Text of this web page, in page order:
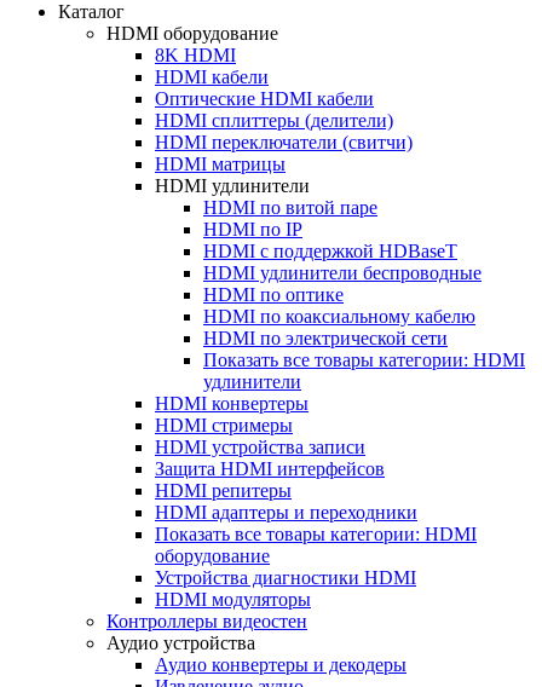
Каталог
HDMI оборудование
8K HDMI
HDMI кабели
Оптические HDMI кабели
HDMI сплиттеры (делители)
HDMI переключатели (свитчи)
HDMI матрицы
HDMI удлинители
HDMI по витой паре
HDMI по IP
HDMI с поддержкой HDBaseT
HDMI удлинители беспроводные
HDMI по оптике
HDMI по коаксиальному кабелю
HDMI по электрической сети
Показать все товары категории: HDMI
удлинители
HDMI конвертеры
HDMI стримеры
HDMI устройства записи
Защита HDMI интерфейсов
HDMI репитеры
HDMI адаптеры и переходники
Показать все товары категории: HDMI
оборудование
Устройства диагностики HDMI
HDMI модуляторы
Контроллеры видеостен
Аудио устройства
Аудио конвертеры и декодеры